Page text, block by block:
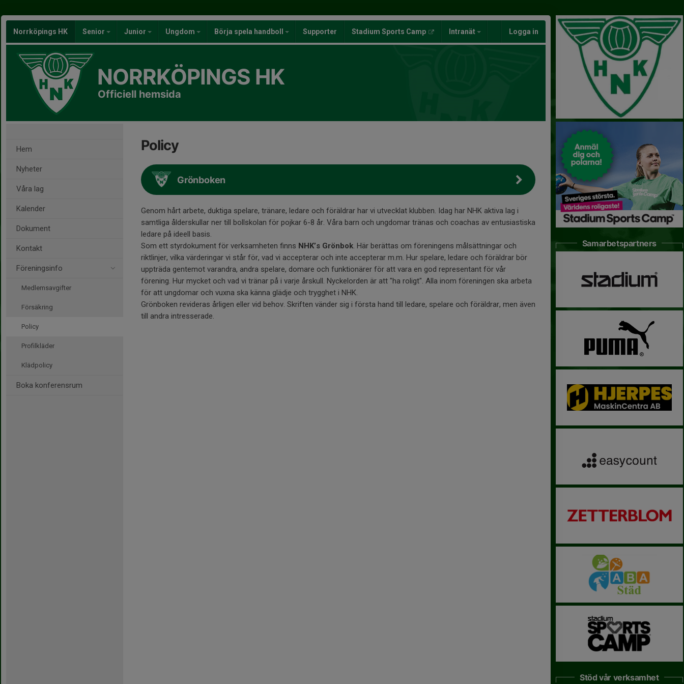
Norrköpings HK Senior Junior Ungdom Börja spela handboll Supporter Stadium Sports Camp Intranät Logga in
NORRKÖPINGS HK
Officiell hemsida
Hem
Nyheter
Våra lag
Kalender
Dokument
Kontakt
Föreningsinfo
Medlemsavgifter
Försäkring
Policy
Profilkläder
Klädpolicy
Boka konferensrum
Policy
Grönboken
Genom hårt arbete, duktiga spelare, tränare, ledare och föräldrar har vi utvecklat klubben. Idag har NHK aktiva lag i
samtliga ålderskullar ner till bollskolan för pojkar 6-8 år. Våra barn och ungdomar tränas och coachas av entusiastiska
ledare på ideell basis.
Som ett styrdokument för verksamheten finns NHK’s Grönbok. Här berättas om föreningens målsättningar och
riktlinjer, vilka värderingar vi står för, vad vi accepterar och inte accepterar m.m. Hur spelare, ledare och föräldrar bör
uppträda gentemot varandra, andra spelare, domare och funktionärer för att vara en god representant för vår
förening. Hur mycket och vad vi tränar på i varje årskull. Nyckelorden är att "ha roligt". Alla inom föreningen ska arbeta
för att ungdomar och vuxna ska känna glädje och trygghet i NHK.
Grönboken revideras årligen eller vid behov. Skriften vänder sig i första hand till ledare, spelare och föräldrar, men även
till andra intresserade.
Samarbetspartners
Stöd vår verksamhet